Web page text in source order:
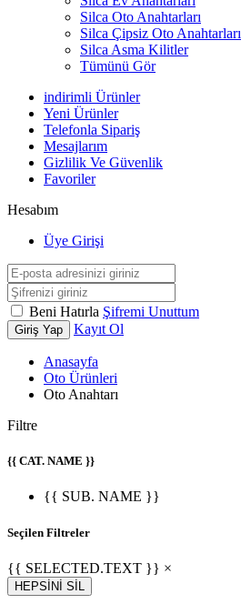
Silca Oto Anahtarları
Silca Çipsiz Oto Anahtarları
Silca Asma Kilitler
Tümünü Gör
indirimli Ürünler
Yeni Ürünler
Telefonla Sipariş
Mesajlarım
Gizlilik Ve Güvenlik
Favoriler
Hesabım
Üye Girişi
Beni Hatırla Şifremi Unuttum
Giriş Yap Kayıt Ol
Anasayfa
Oto Ürünleri
Oto Anahtarı
Filtre
{{ CAT. NAME }}
{{ SUB. NAME }}
Seçilen Filtreler
{{ SELECTED.TEXT }} ×
HEPSİNİ SİL